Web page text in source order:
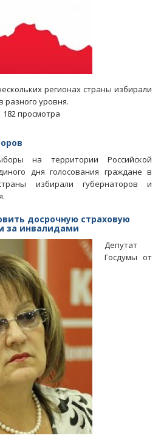
регионах страны избирали
разного уровня.
182 просмотра
на территории Российской
дня голосования граждане в
избирали губернаторов и
досрочную страховую
за инвалидами
Депутат
Госдумы от